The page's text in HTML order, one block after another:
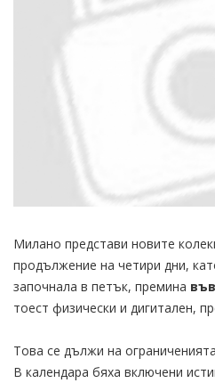
Милано представи новите
продължение на четири дни,
започнала в петък, премина
тоест физически и дигитален,
Това се дължи на
В календара бяха включени